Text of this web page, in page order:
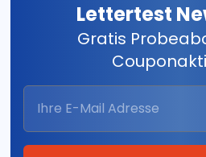
Lettertest
Gratis